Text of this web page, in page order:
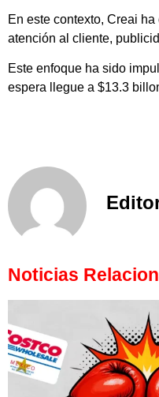
En este contexto, Creai
atención al cliente,
Este enfoque ha sido
espera llegue a $13.3
Noticias